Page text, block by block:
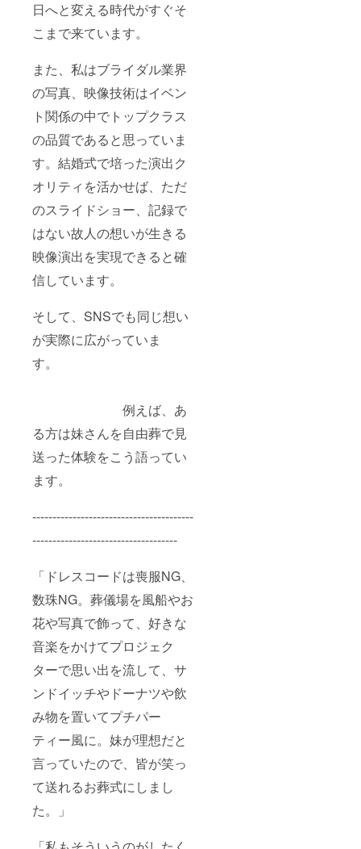
日へと変える時代がすぐそ
こまで来ています。
また、私はブライダル業界
の写真、映像技術はイベン
ト関係の中でトップクラス
の品質であると思っていま
す。結婚式で培った演出ク
オリティを活かせば、ただ
のスライドショー、記録で
はない故人の想いが生きる
映像演出を実現できると確
信しています。
そして、SNSでも同じ想い
が実際に広がっていま
す。
例えば、あ
る方は妹さんを自由葬で見
送った体験をこう語ってい
ます。
----------------------------------------
------------------------------------
「ドレスコードは喪服NG、
数珠NG。葬儀場を風船やお
花や写真で飾って、好きな
音楽をかけてプロジェク
ターで思い出を流して、サ
ンドイッチやドーナツや飲
み物を置いてプチパー
ティー風に。妹が理想だと
言っていたので、皆が笑っ
て送れるお葬式にしまし
た。」